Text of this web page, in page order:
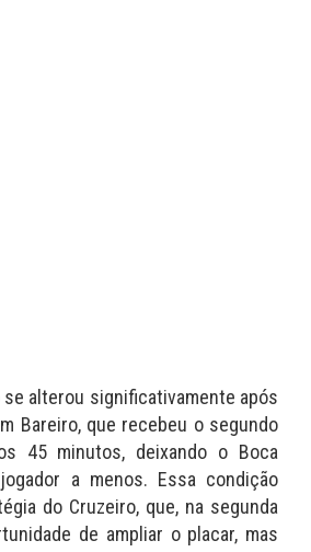
alterou significativamente após
Bareiro, que recebeu o segundo
45 minutos, deixando o Boca
a menos. Essa condição
do Cruzeiro, que, na segunda
de ampliar o placar, mas